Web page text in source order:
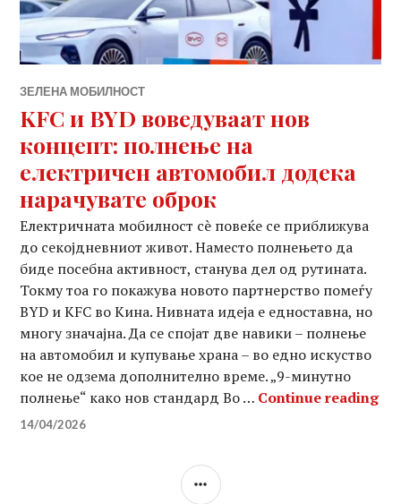
ЗЕЛЕНА МОБИЛНОСТ
KFC и BYD воведуваат нов
концепт: полнење на
електричен автомобил додека
нарачувате оброк
Електричната мобилност сè повеќе се приближува
до секојдневниот живот. Наместо полнењето да
биде посебна активност, станува дел од рутината.
Токму тоа го покажува новото партнерство помеѓу
BYD и KFC во Кина. Нивната идеја е едноставна, но
многу значајна. Да се спојат две навики – полнење
на автомобил и купување храна – во едно искуство
кое не одзема дополнително време. „9-минутно
полнење“ како нов стандард Во … Continue reading
14/04/2026
SIDEBAR